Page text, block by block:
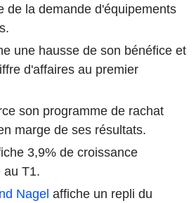
de la demande d'équipements
une hausse de son bénéfice et
d'affaires au premier
son programme de rachat
marge de ses résultats.
3,9% de croissance
au T1.
Nagel affiche un repli du